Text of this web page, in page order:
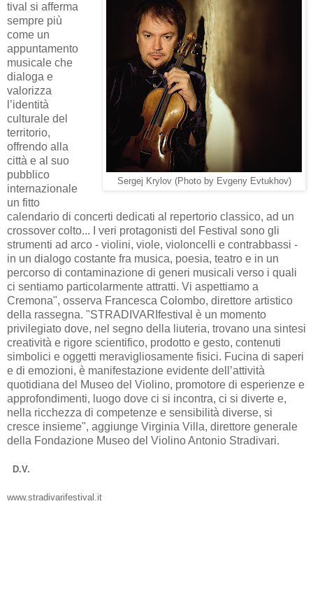
Sergej Krylov (Photo by Evgeny Evtukhov)
tival si afferma
sempre più
come un
appuntamento
musicale che
dialoga e
valorizza
l’identità
culturale del
territorio,
offrendo alla
città e al suo
pubblico
internazionale
un fitto
calendario di concerti dedicati al repertorio classico, ad un
crossover colto... I veri protagonisti del Festival sono gli
strumenti ad arco - violini, viole, violoncelli e contrabbassi -
in un dialogo costante fra musica, poesia, teatro e in un
percorso di contaminazione di generi musicali verso i quali
ci sentiamo particolarmente attratti. Vi aspettiamo a
Cremona", osserva Francesca Colombo, direttore artistico
della rassegna. "STRADIVARIfestival è un momento
privilegiato dove, nel segno della liuteria, trovano una sintesi
creatività e rigore scientifico, prodotto e gesto, contenuti
simbolici e oggetti meravigliosamente fisici. Fucina di saperi
e di emozioni, è manifestazione evidente dell’attività
quotidiana del Museo del Violino, promotore di esperienze e
approfondimenti, luogo dove ci si incontra, ci si diverte e,
nella ricchezza di competenze e sensibilità diverse, si
cresce insieme", aggiunge Virginia Villa, direttore generale
della Fondazione Museo del Violino Antonio Stradivari.
D.V.
www.stradivarifestival.it